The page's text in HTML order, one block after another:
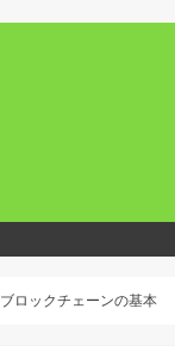
ブロックチェーンの基本